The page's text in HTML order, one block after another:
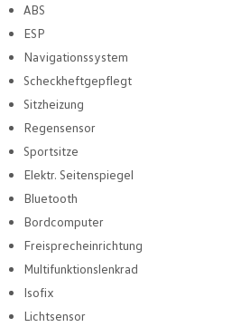
ABS
ESP
Navigationssystem
Scheckheftgepflegt
Sitzheizung
Regensensor
Sportsitze
Elektr. Seitenspiegel
Bluetooth
Bordcomputer
Freisprecheinrichtung
Multifunktionslenkrad
Isofix
Lichtsensor